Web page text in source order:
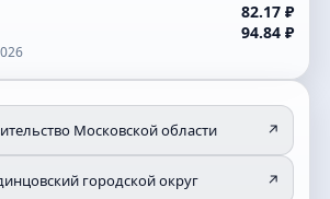
82.17 ₽
94.84 ₽
Московской области ↗
городской округ ↗